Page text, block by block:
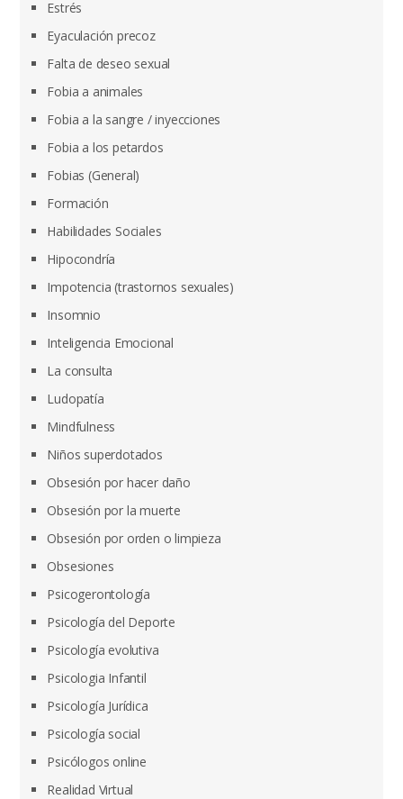
Estrés
Eyaculación precoz
Falta de deseo sexual
Fobia a animales
Fobia a la sangre / inyecciones
Fobia a los petardos
Fobias (General)
Formación
Habilidades Sociales
Hipocondría
Impotencia (trastornos sexuales)
Insomnio
Inteligencia Emocional
La consulta
Ludopatía
Mindfulness
Niños superdotados
Obsesión por hacer daño
Obsesión por la muerte
Obsesión por orden o limpieza
Obsesiones
Psicogerontología
Psicología del Deporte
Psicología evolutiva
Psicologia Infantil
Psicología Jurídica
Psicología social
Psicólogos online
Realidad Virtual